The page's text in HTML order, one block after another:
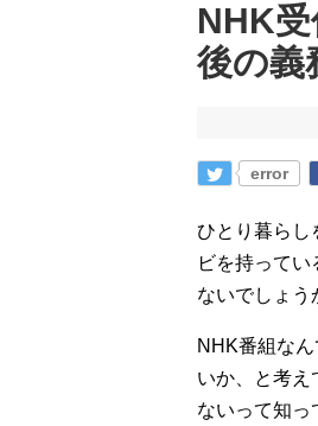
NHK
後の義
error
ひとり暮らし
ビを持って
ないでしょう
NHK番組な
いか、と考え
ないって知っ